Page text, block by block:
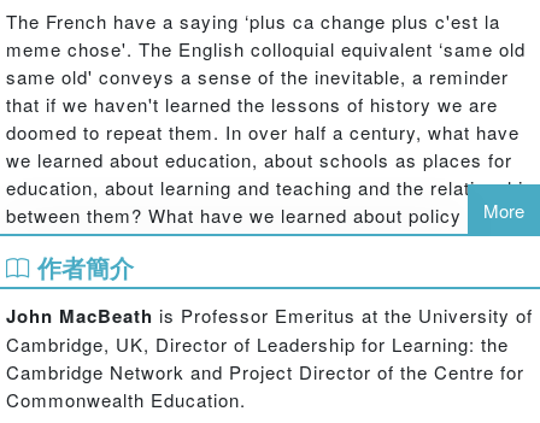
The French have a saying ‘plus ca change plus c'est la
meme chose'. The English colloquial equivalent ‘same old
same old' conveys a sense of the inevitable, a reminder
that if we haven't learned the lessons of history we are
doomed to repeat them. In over half a century, what have
we learned about education, about schools as places for
education, about learning and teaching and the relationship
between them? What have we learned about policy making
and the policy process? Has the growing impact of
globalisation informed or constrained radical change?
Written in an easily accessible style, and drawing on the
author's personal experiences of working in education as
teacher, researcher, government adviser and consultant
with international agencies, each chapter of the book
More
作者簡介
John MacBeath is Professor Emeritus at the University of
Cambridge, UK, Director of Leadership for Learning: the
Cambridge Network and Project Director of the Centre for
Commonwealth Education.